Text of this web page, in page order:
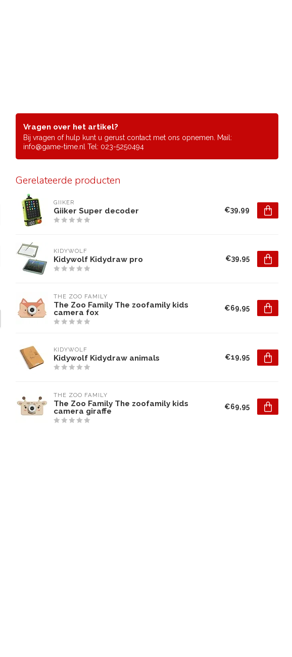
Vragen over het artikel?
Bij vragen of hulp kunt u gerust contact met ons opnemen. Mail:
info@game-time.nl Tel: 023-5250494
Gerelateerde producten
GIIKER
Giiker Super decoder €39,99
KIDYWOLF
Kidywolf Kidydraw pro €39,95
THE ZOO FAMILY
The Zoo Family The zoofamily kids
camera fox
€69,95
KIDYWOLF
Kidywolf Kidydraw animals €19,95
THE ZOO FAMILY
The Zoo Family The zoofamily kids
camera giraffe
€69,95